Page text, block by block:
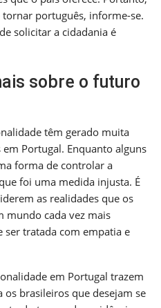
tornar português, informe-se.
solicitar a cidadania é
sobre o futuro
têm gerado muita
Portugal. Enquanto alguns
forma de controlar a
foi uma medida injusta. É
as realidades que os
mundo cada vez mais
ser tratada com empatia e
em Portugal trazem
brasileiros que desejam se